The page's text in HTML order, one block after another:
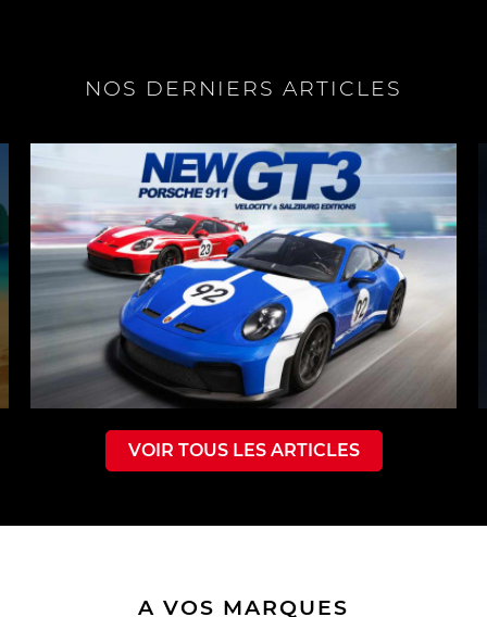
NOS DERNIERS ARTICLES
VOIR TOUS LES ARTICLES
A VOS MARQUES